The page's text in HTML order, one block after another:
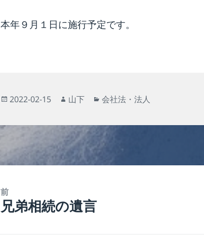
本年９月１日に施行予定です。
投
日:
2022-02-15
作
者
山下
カ
ゴ
リ
ー
会社法・法人
前
前
兄弟相続の遺言